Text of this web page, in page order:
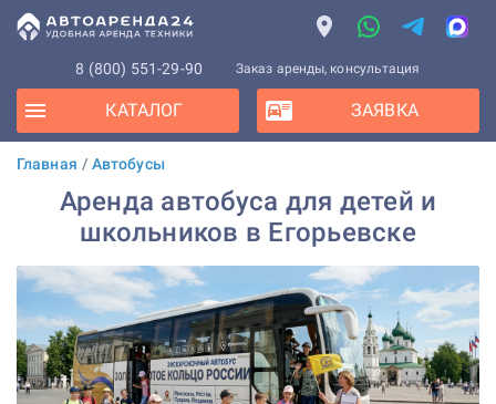
8 (800) 551-29-90 Заказ аренды, консультация
КАТАЛОГ ЗАЯВКА
Главная / Автобусы
Аренда автобуса для детей и
школьников в Егорьевске